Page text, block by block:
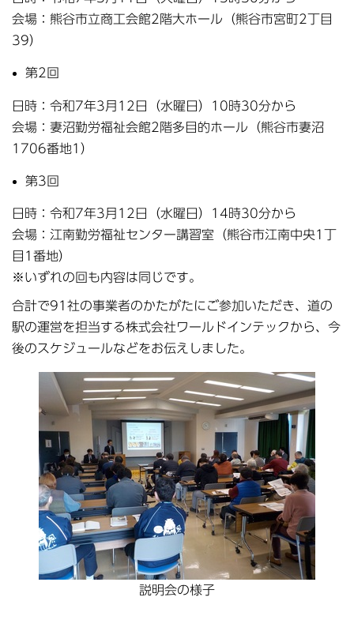
会場：熊谷市立商工会館2階大ホール（熊谷市宮町2丁目
39）
第2回
日時：令和7年3月12日（水曜日）10時30分から
会場：妻沼勤労福祉会館2階多目的ホール（熊谷市妻沼
1706番地1）
第3回
日時：令和7年3月12日（水曜日）14時30分から
会場：江南勤労福祉センター講習室（熊谷市江南中央1丁
目1番地）
※いずれの回も内容は同じです。
合計で91社の事業者のかたがたにご参加いただき、道の
駅の運営を担当する株式会社ワールドインテックから、今
後のスケジュールなどをお伝えしました。
説明会の様子